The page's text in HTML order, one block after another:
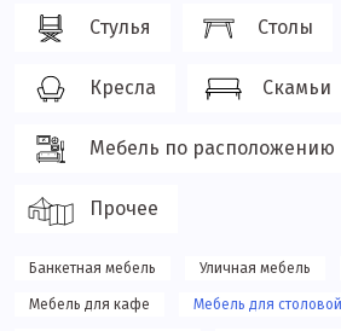
Стулья Столы
Кресла Скамьи
Мебель по расположению
Прочее
Банкетная мебель Уличная мебель
Мебель для кафе Мебель для столовой